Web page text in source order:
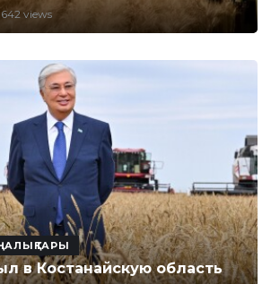
views
в Костанайскую область